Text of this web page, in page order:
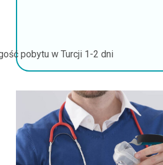
pobytu w Turcji 1-2 dni